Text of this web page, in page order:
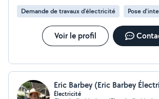
Demande de travaux d’électricité Pose
Voir le profil
Eric Barbey (Eric Barbey
Électricité